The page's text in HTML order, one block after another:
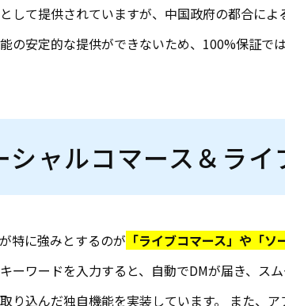
として提供されていますが、中国政府の都合に
の安定的な提供ができないため、100%保証で
シャルコマース＆ラ
特に強みとするのが 「ライブコマース」や「
ーワードを入力すると、自動でDMが届き、ス
り込んだ独自機能を実装しています。 また、